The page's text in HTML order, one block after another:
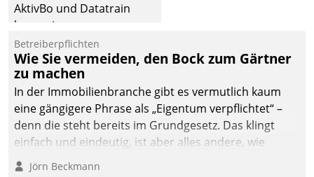
AktivBo und Datatrain
kooperieren –
Immobilienunternehmen
profitieren: Die nahtlose
Integration der Lösungen
von AktivBo und
Datatrain ermöglicht
automatisiert ausgelöste,
zielgerichtete
Mieterbefragungen – eine
Betreiberpflichten
Wie Sie vermeiden, den Bock zum Gärtner
zu machen
In der Immobilienbranche gibt es vermutlich kaum
eine gängigere Phrase als „Eigentum verpflichtet“ –
denn die steht bereits im Grundgesetz. Das klingt
einfach und eindeutig, ist aber alles andere, wie
Branchenbeschäftigte wissen. Denn mit der
Jörn Beckmann